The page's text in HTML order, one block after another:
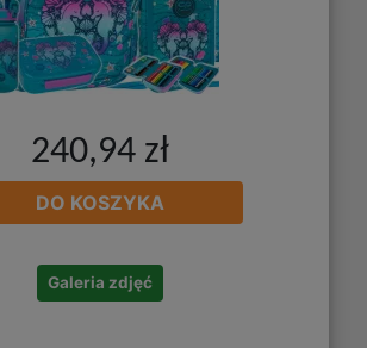
240,94 zł
DO KOSZYKA
Galeria zdjęć